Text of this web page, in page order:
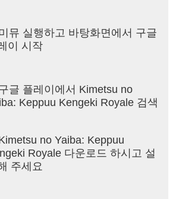
뮤 실행하고 바탕화면에서 구글
이 시작
글 플레이에서 Kimetsu no
Keppuu Kengeki Royale 검색
no Yaiba: Keppuu
Royale 다운로드 하시고 설
주세요